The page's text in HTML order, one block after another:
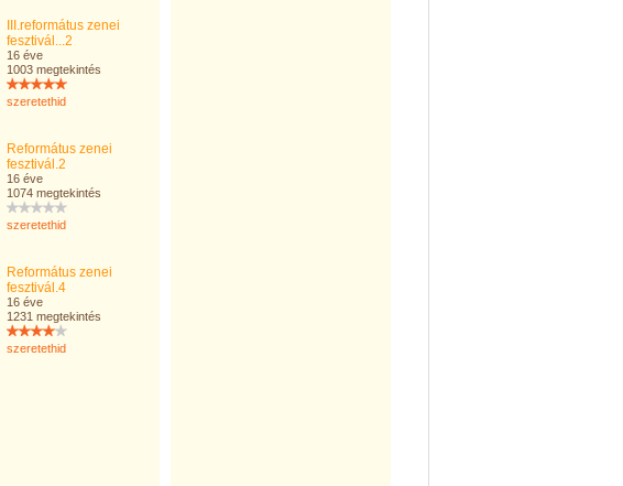
III.református zenei
fesztivál...2
16 éve
1003 megtekintés
szeretethid
Református zenei
fesztivál.2
16 éve
1074 megtekintés
szeretethid
Református zenei
fesztivál.4
16 éve
1231 megtekintés
szeretethid